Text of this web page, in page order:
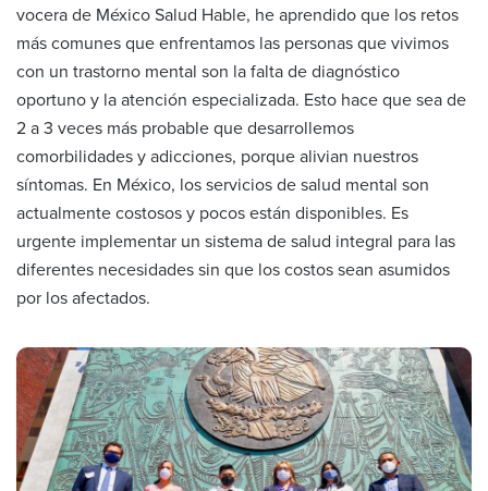
vocera de México Salud Hable, he aprendido que los retos
más comunes que enfrentamos las personas que vivimos
con un trastorno mental son la falta de diagnóstico
oportuno y la atención especializada. Esto hace que sea de
2 a 3 veces más probable que desarrollemos
comorbilidades y adicciones, porque alivian nuestros
síntomas. En México, los servicios de salud mental son
actualmente costosos y pocos están disponibles. Es
urgente implementar un sistema de salud integral para las
diferentes necesidades sin que los costos sean asumidos
por los afectados.